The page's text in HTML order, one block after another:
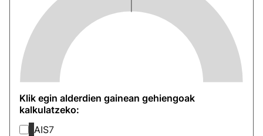
Klik egin alderdien gainean gehiengoak
kalkulatzeko:
AIS7